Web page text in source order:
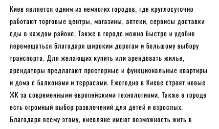
Киев является одним из немногих городов, где круглосуточно
работают торговые центры, магазины, аптеки, сервисы доставки
еды в каждом районе. Также в городе можно быстро и удобно
перемещаться благодаря широким дорогам и большому выбору
транспорта. Для желающих купить или арендовать жилье,
арендаторы предлагают просторные и функциональные квартиры
и дома с балконами и террасами. Ежегодно в Киеве строят новые
ЖК за современными европейскими технологиями. Также в городе
есть огромный выбор развлечений для детей и взрослых.
Благодаря всему этому, киевляне имеют возможность жить в